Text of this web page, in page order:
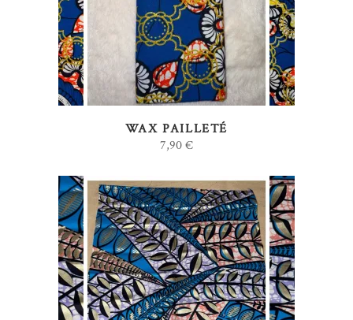
WAX PAILLETÉ
7,90€
AJOUTER AU PANIER